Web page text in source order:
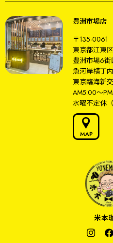
豊洲市場店
〒135-0061
東京都江東
豊洲市場6街
魚河岸横丁
東京臨海新
AM5:00～
水曜不定休
米本